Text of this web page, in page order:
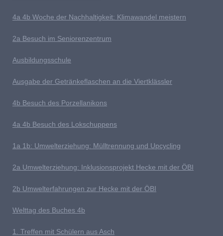
4a 4b Woche der Nachhaltigkeit: Klimawandel meistern
2a Besuch im Seniorenzentrum
Ausbildungsschule
Ausgabe der Getränkeflaschen an die Viertklässler
4b Besuch des Porzellanikons
4a 4b Besuch des Lokschuppens
1 a 1b: Umwelterziehung: Mülltrennung und Upcycling
2a Umwelterziehung: Inklusionsprojekt Hecke mit der ÖBI
2b Umwelterfahrungen zur Hecke mit der ÖBI
Welttag des Buches 4b
1 . Treffen mit Schülern aus Asch